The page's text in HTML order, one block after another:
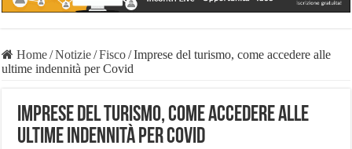
Home/Notizie/Fisco/Imprese del turismo, come accedere alle
ultime indennità per Covid
Imprese del turismo, come accedere alle
ultime indennità per Covid